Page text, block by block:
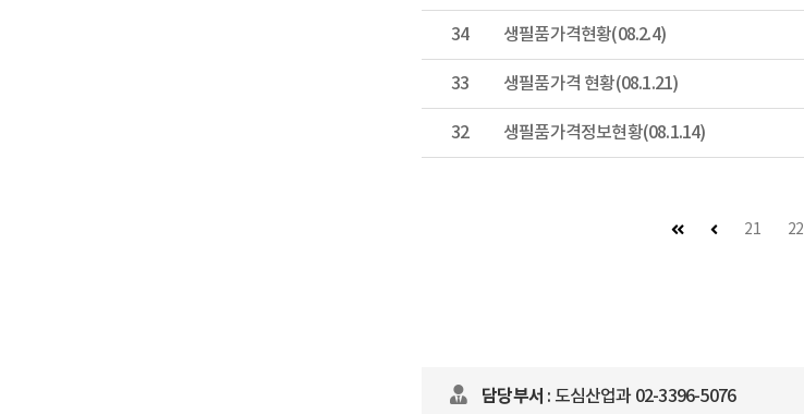
34 생필품가격현황(08.2.4)
33 생필품가격 현황(08.1.21)
32 생필품가격정보현황(08.1.14)
첫 페이지이전 페이지
21 22
담당부서 : 도심산업과 02-3396-5076